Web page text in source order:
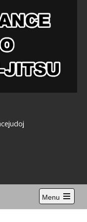
jitsu
Menu
Open